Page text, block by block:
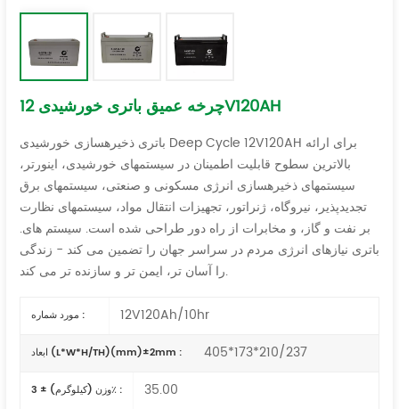
چرخه عمیق باتری خورشیدی 12V120AH
باتری ذخیرهسازی خورشیدی Deep Cycle 12V120AH برای ارائه
بالاترین سطوح قابلیت اطمینان در سیستمهای خورشیدی، اینورتر،
سیستمهای ذخیرهسازی انرژی مسکونی و صنعتی، سیستمهای برق
تجدیدپذیر، نیروگاه، ژنراتور، تجهیزات انتقال مواد، سیستمهای نظارت
بر نفت و گاز، و مخابرات از راه دور طراحی شده است. سیستم های.
باتری نیازهای انرژی مردم در سراسر جهان را تضمین می کند - زندگی
را آسان تر، ایمن تر و سازنده تر می کند.
مورد شماره : 12V120Ah/10hr
ابعاد (L*W*H/TH)(mm)±2mm : 405*173*210/237
وزن (کیلوگرم) ± 3٪ : 35.00